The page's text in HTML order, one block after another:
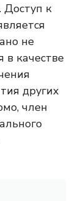
Доступ к
не
в качестве
других
член